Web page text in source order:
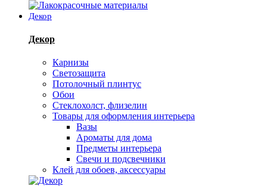
Декор
Декор
Карнизы
Светозащита
Потолочный плинтус
Обои
Стеклохолст, флизелин
Товары для оформления интерьера
Вазы
Ароматы для дома
Предметы интерьера
Свечи и подсвечники
Клей для обоев, аксессуары